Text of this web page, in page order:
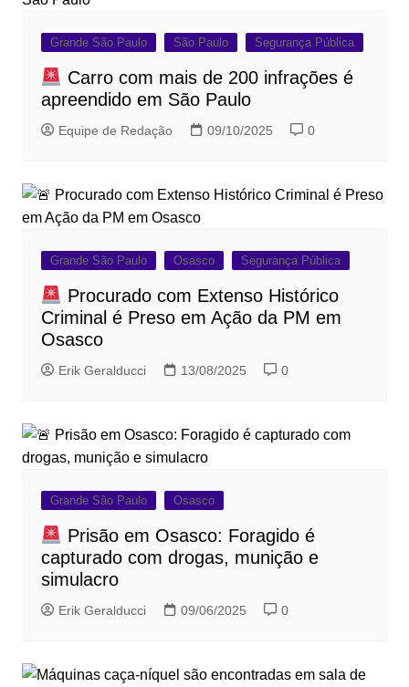
Grande São Paulo São Paulo Segurança Pública
Carro com mais de 200 infrações é
apreendido em São Paulo
Equipe de Redação 09/10/2025 0
Grande São Paulo Osasco Segurança Pública
Procurado com Extenso Histórico
Criminal é Preso em Ação da PM em
Osasco
Erik Geralducci 13/08/2025 0
Grande São Paulo Osasco
Prisão em Osasco: Foragido é
capturado com drogas, munição e
simulacro
Erik Geralducci 09/06/2025 0